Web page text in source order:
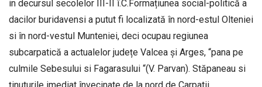
in decursul secolelor III-II î.C.Formațiunea social-politică a
dacilor buridavensi a putut fi localizată în nord-estul Olteniei
si în nord-vestul Munteniei, deci ocupau regiunea
subcarpatică a actualelor județe Valcea și Arges, “pana pe
culmile Sebesului si Fagarasului “(V. Parvan). Stăpaneau si